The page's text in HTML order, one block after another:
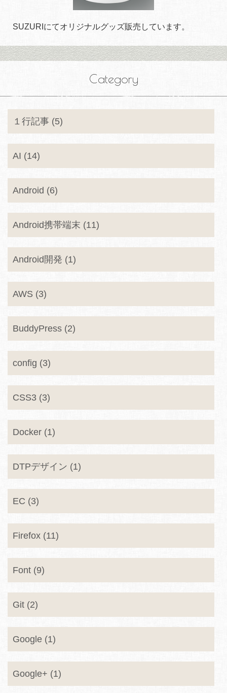
SUZURIにてオリジナルグッズ販売しています。
Category
１行記事 (5)
AI (14)
Android (6)
Android携帯端末 (11)
Android開発 (1)
AWS (3)
BuddyPress (2)
config (3)
CSS3 (3)
Docker (1)
DTPデザイン (1)
EC (3)
Firefox (11)
Font (9)
Git (2)
Google (1)
Google+ (1)